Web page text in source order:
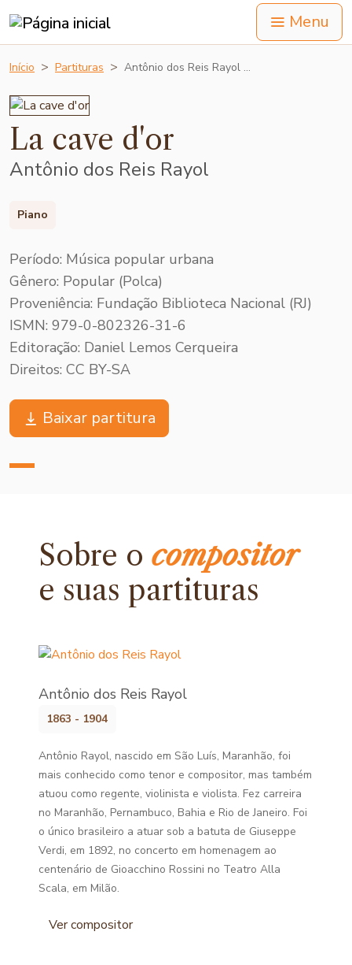
Menu
Início Partituras Antônio dos Reis Rayol …
La cave d'or
Antônio dos Reis Rayol
Piano
Período: Música popular urbana
Gênero: Popular (Polca)
Proveniência: Fundação Biblioteca Nacional (RJ)
ISMN: 979-0-802326-31-6
Editoração: Daniel Lemos Cerqueira
Direitos: CC BY-SA
Baixar partitura
Sobre ocompositor
e suas partituras
Antônio dos Reis Rayol
1863 - 1904
Antônio Rayol, nascido em São Luís, Maranhão, foi
mais conhecido como tenor e compositor, mas também
atuou como regente, violinista e violista. Fez carreira
no Maranhão, Pernambuco, Bahia e Rio de Janeiro. Foi
o único brasileiro a atuar sob a batuta de Giuseppe
Verdi, em 1892, no concerto em homenagem ao
centenário de Gioacchino Rossini no Teatro Alla
Scala, em Milão.
Ver compositor